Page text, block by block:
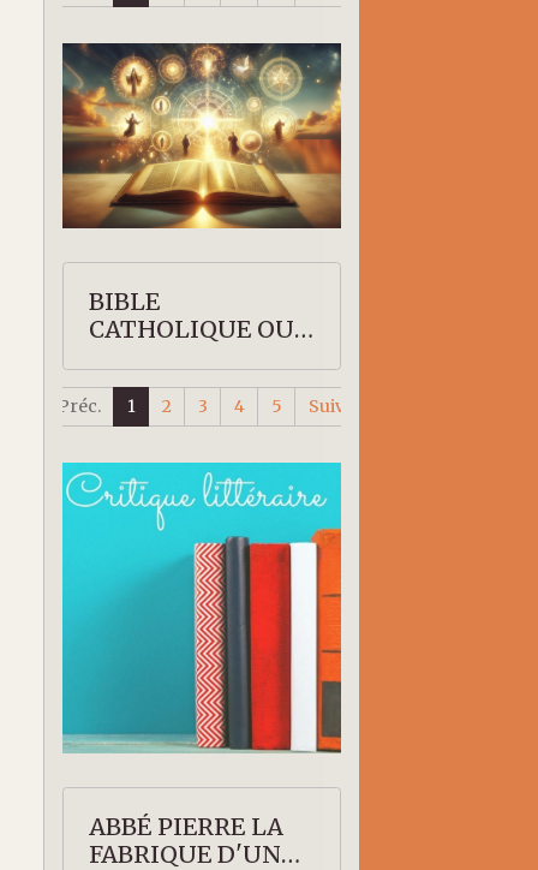
BIBLE
CATHOLIQUE OU
Préc. 1 2 3 4 5 Suiv.
ABBÉ PIERRE LA
FABRIQUE D'UN